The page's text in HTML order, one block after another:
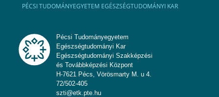
PÉCSI TUDOMÁNYEGYETEM EGÉSZSÉGTUDOMÁNYI KAR
Pécsi Tudományegyetem
Egészségtudományi Kar
Egészségtudományi Szakképzési
és Továbbképzési Központ
H-7621 Pécs, Vörösmarty M. u 4.
72/502-405
szti@etk.pte.hu